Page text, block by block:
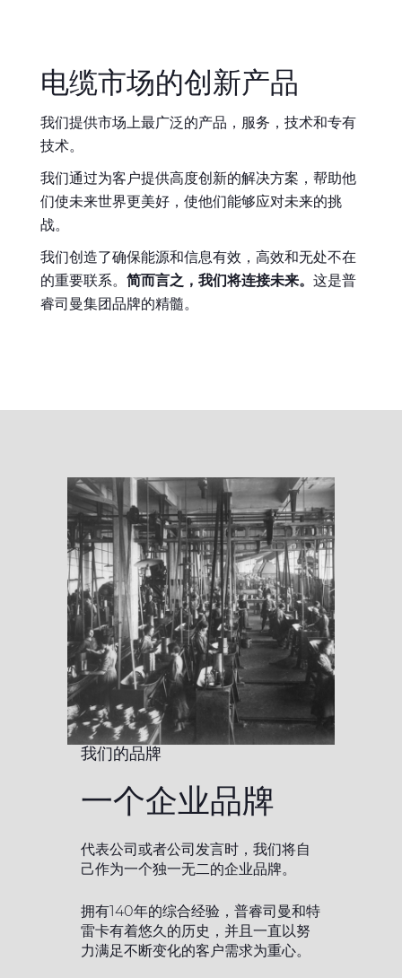
电缆市场的创新产品
我们提供市场上最广泛的产品，服务，技术和专有
技术。
我们通过为客户提供高度创新的解决方案，帮助他
们使未来世界更美好，使他们能够应对未来的挑
战。
我们创造了确保能源和信息有效，高效和无处不在
的重要联系。 简而言之，我们将连接未来。 这是普
睿司曼集团品牌的精髓。
我们的品牌
一个企业品牌
代表公司或者公司发言时，我们将自
己作为一个独一无二的企业品牌。
拥有140年的综合经验，普睿司曼和特
雷卡有着悠久的历史，并且一直以努
力满足不断变化的客户需求为重心。